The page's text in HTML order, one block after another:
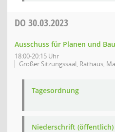
DO 30.03.2023
Ausschuss für Planen und
18:00-20:15 Uhr
Großer Sitzungssaal, Rathaus,
Tagesordnung
Niederschrift (öffentlich)